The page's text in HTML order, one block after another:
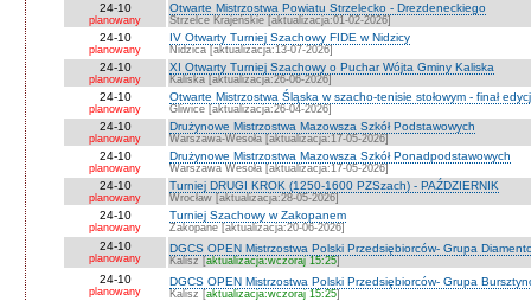
24-10
planowany
Otwarte Mistrzostwa Powiatu Strzelecko - Drezdeneckiego
Strzelce Krajeńskie [aktualizacja:01-02-2026]
24-10
planowany
IV Otwarty Turniej Szachowy FIDE w Nidzicy
Nidzica [aktualizacja:13-07-2026]
24-10
planowany
XI Otwarty Turniej Szachowy o Puchar Wójta Gminy Kaliska
Kaliska [aktualizacja:26-06-2026]
24-10
planowany
Otwarte Mistrzostwa Śląska w szacho-tenisie stołowym - finał
Gliwice [aktualizacja:26-04-2026]
24-10
planowany
Drużynowe Mistrzostwa Mazowsza Szkół Podstawowych
Warszawa-Wesoła [aktualizacja:17-05-2026]
24-10
planowany
Drużynowe Mistrzostwa Mazowsza Szkół Ponadpodstawowych
Warszawa Wesoła [aktualizacja:17-05-2026]
24-10
planowany
Turniej DRUGI KROK (1250-1600 PZSzach) - PAŹDZIERNIK
Wrocław [aktualizacja:28-05-2026]
24-10
planowany
Turniej Szachowy w Zakopanem
Zakopane [aktualizacja:20-06-2026]
24-10
planowany
DGCS OPEN Mistrzostwa Polski Przedsiębiorców- Grupa
Kalisz [aktualizacja:wczoraj 15:25]
24-10
planowany
DGCS OPEN Mistrzostwa Polski Przedsiębiorców- Grupa
Kalisz [aktualizacja:wczoraj 15:25]